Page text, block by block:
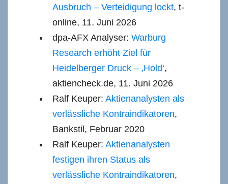
Ausbruch – Verteidigung lockt, t-
online, 11. Juni 2026
dpa-AFX Analyser: Warburg
Research erhöht Ziel für
Heidelberger Druck – ‚Hold‘,
aktiencheck.de, 11. Juni 2026
Ralf Keuper: Aktienanalysten als
verlässliche Kontraindikatoren,
Bankstil, Februar 2020
Ralf Keuper: Aktienanalysten
festigen ihren Status als
verlässliche Kontraindikatoren,